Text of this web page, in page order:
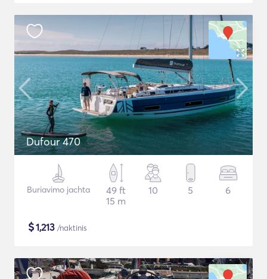
Dufour 470
Buriavimo jachta
49 ft
15 m
10 5 6
$1,213 /naktinis